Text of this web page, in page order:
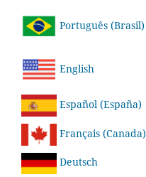
Português (Brasil)
English
Español (España)
Français (Canada)
Deutsch